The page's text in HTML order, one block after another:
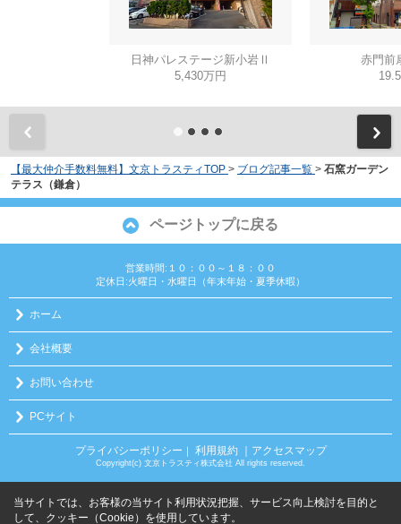
日神パレステージ新小岩Ⅱ
5,430万円
赤門前
【最大仲介手数料無料】文京トラスティTOP > ブログ記事一覧 > 石窯ガーデン
テラス（鎌倉）
ページトップに戻る
営業時間:１０：００～１８：００
定休日:火曜日・水曜日（年末年始・夏季休暇）
ホーム
会社概要
お問い合わせ
PCサイト
プライバシーポリシー ｜ 利用規約 ｜アクセスマップ
Copyright(c) 文京トラスティ株式会社 All rights reserved.
当サイトでは、お客様の当サイト利用状況把握、サービス向上検討を目的と
して、クッキー（Cookie）を使用しています。